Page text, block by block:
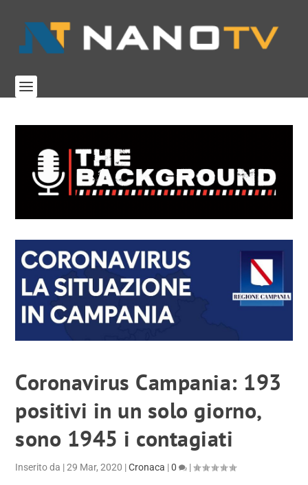
Coronavirus Campania: 193
positivi in un solo giorno,
sono 1945 i contagiati
Inserito da |29 Mar, 2020 |Cronaca |0 |